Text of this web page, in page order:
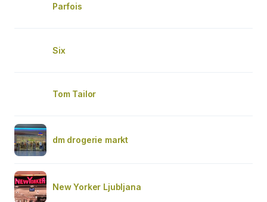
Parfois
Six
Tom Tailor
dm drogerie markt
New Yorker Ljubljana